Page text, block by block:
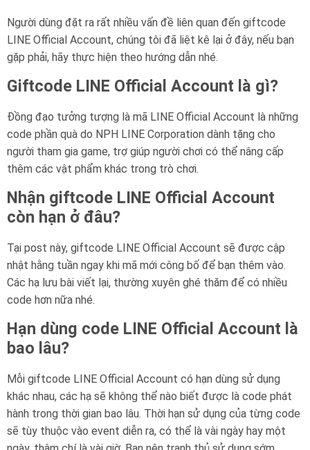
Người dùng đặt ra rất nhiều vấn đề liên quan đến giftcode
LINE Official Account, chúng tôi đã liệt kê lại ở đây, nếu bạn
gặp phải, hãy thực hiện theo hướng dẫn nhé.
Giftcode LINE Official Account là gì?
Đồng đạo tưởng tượng là mã LINE Official Account là những
code phần quà do NPH LINE Corporation dành tặng cho
người tham gia game, trợ giúp người chơi có thể nâng cấp
thêm các vật phẩm khác trong trò chơi.
Nhận giftcode LINE Official Account
còn hạn ở đâu?
Tại post này, giftcode LINE Official Account sẽ được cập
nhật hằng tuần ngay khi mã mới công bố để bạn thêm vào.
Các hạ lưu bài viết lại, thường xuyên ghé thăm để có nhiều
code hơn nữa nhé.
Hạn dùng code LINE Official Account là
bao lâu?
Mỗi giftcode LINE Official Account có hạn dùng sử dụng
khác nhau, các hạ sẽ không thể nào biết được là code phát
hành trong thời gian bao lâu. Thời hạn sử dụng của từng code
sẽ tùy thuộc vào event diễn ra, có thể là vài ngày hay một